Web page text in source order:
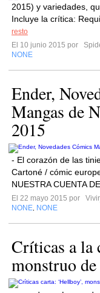
2015) y variedades,
Incluye la crítica:
resto
El 10 junio 2015 por
NONE
Ender,
Mangas de
2015
- El corazón de las
Cartoné / cómic
NUESTRA CUENTA
El 22 mayo 2015 por
NONE NONE
Críticas a la
monstruo